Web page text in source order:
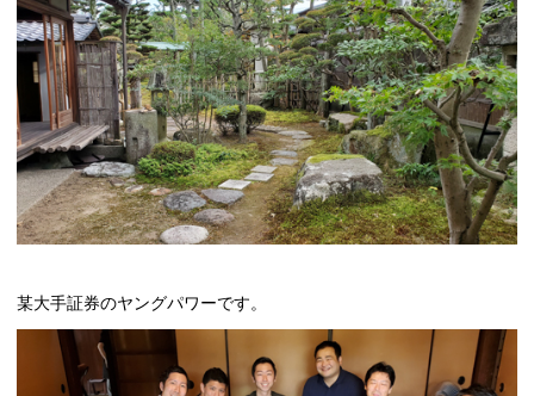
某大手証券のヤングパワーです。